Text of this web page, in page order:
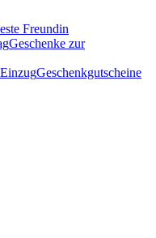
Freundin
Geschenke zur
Geschenkgutscheine